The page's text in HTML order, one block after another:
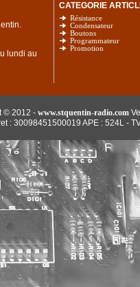
lundi au
CATEGORIE
Résistance
Condensateur
Boutons
Programmateur
Promotion
© 2012 - www.stquentin-radio.com
: 30098451500019 APE : 524L -